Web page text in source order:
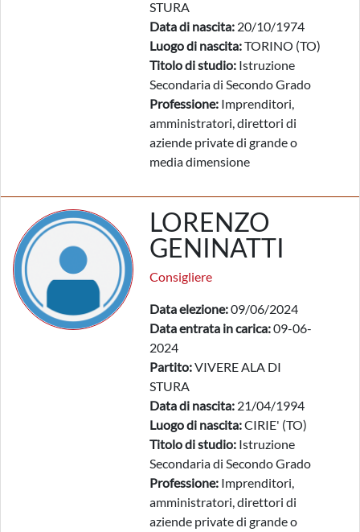
STURA
Data di nascita: 20/10/1974
Luogo di nascita:TORINO (TO)
Titolo di studio: Istruzione
Secondaria di Secondo Grado
Professione: Imprenditori,
amministratori, direttori di
aziende private di grande o
media dimensione
LORENZO
GENINATTI
Consigliere
Data elezione:09/06/2024
Data entrata in carica:09-06-
2024
Partito:VIVERE ALA DI
STURA
Data di nascita: 21/04/1994
Luogo di nascita:CIRIE' (TO)
Titolo di studio: Istruzione
Secondaria di Secondo Grado
Professione: Imprenditori,
amministratori, direttori di
aziende private di grande o